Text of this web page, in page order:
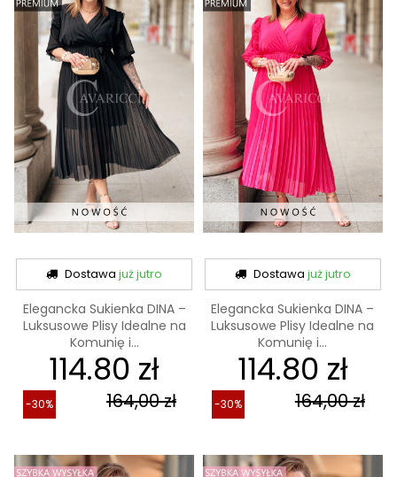
Dostawajuż jutro
Elegancka Sukienka DINA –
Luksusowe Plisy Idealne na
Komunię i...
114.80 zł
164,00 zł
-30%
Dostawa już jutro
Elegancka Sukienka DINA –
Luksusowe Plisy Idealne na
Komunię i...
114.80 zł
164,00 zł
-30%